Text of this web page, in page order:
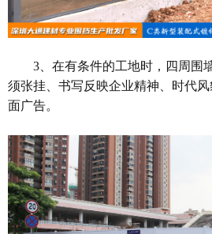
3 、在有条件的工地时，四周围
须张挂、书写反映企业精神、时代
面广告。